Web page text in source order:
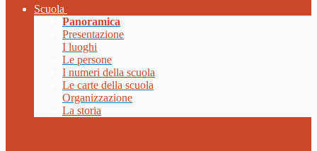
Scuola
Panoramica
Presentazione
I luoghi
Le persone
I numeri della scuola
Le carte della scuola
Organizzazione
La storia